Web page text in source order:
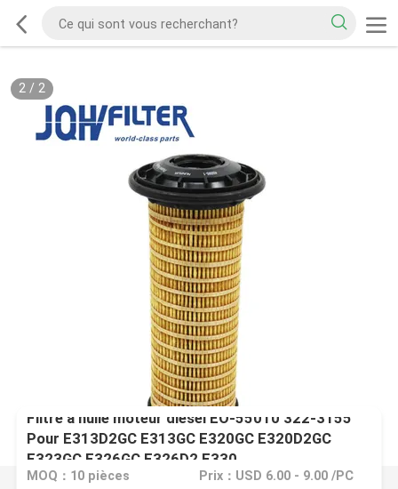
2/ 2
Filtre à huile moteur diesel EO-55010 322-3155
Pour E313D2GC E313GC E320GC E320D2GC
E323GC E326GC E326D2 E330
MOQ：10 pièces Prix：USD 6.00 - 9.00 /PC